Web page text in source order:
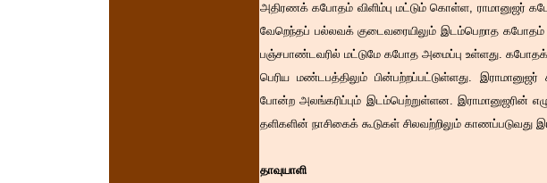
அதிரணக் கபோதம் விளிம்பு மட்டும் கொள்ள, ராமானுஜர்
வேறெந்தப் பல்லவக் குடைவரையிலும் இடம்பெறாத கபோதம்
பஞ்சபாண்டவரில் மட்டுமே கபோத அமைப்பு உள்ளது. கபோதக்
பெரிய மண்டபத்திலும் பின்பற்றப்பட்டுள்ளது.
போன்ற அலங்கரிப்பும் இடம்பெற்றுள்ளன. இராமானுஜரின்
தளிகளின் நாசிகைக் கூடுகள் சிலவற்றிலும் காணப்படுவது
தாவுயாளி